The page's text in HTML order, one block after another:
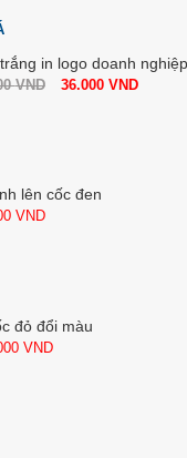
in logo doanh nghiệp
VND 36.000 VND
lên cốc đen
VND
đỏ đổi màu
VND